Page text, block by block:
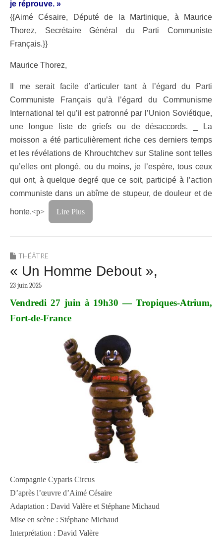
je réprouve. »
{{Aimé Césaire, Député de la Martinique, à Maurice
Thorez, Secrétaire Général du Parti Communiste
Français.}}
Maurice Thorez,
Il me serait facile d’articuler tant à l’égard du Parti
Communiste Français qu’à l’égard du Communisme
International tel qu’il est patronné par l’Union Soviétique,
une longue liste de griefs ou de désaccords. _ La
moisson a été particulièrement riche ces derniers temps
et les révélations de Khrouchtchev sur Staline sont telles
qu’elles ont plongé, ou du moins, je l’espère, tous ceux
qui ont, à quelque degré que ce soit, participé à l’action
communiste dans un abîme de stupeur, de douleur et de
honte.<p> Lire Plus
THÉÂTRE
« Un Homme Debout »,
23 juin 2025
Vendredi 27 juin à 19h30 — Tropiques-Atrium,
Fort-de-France
Compagnie Cyparis Circus
D’après l’œuvre d’Aimé Césaire
Adaptation : David Valère et Stéphane Michaud
Mise en scène : Stéphane Michaud
Interprétation : David Valère